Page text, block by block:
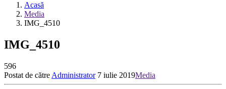
Acasă
Media
IMG_4510
IMG_4510
596
Postat de către Administrator 7 iulie 2019Media